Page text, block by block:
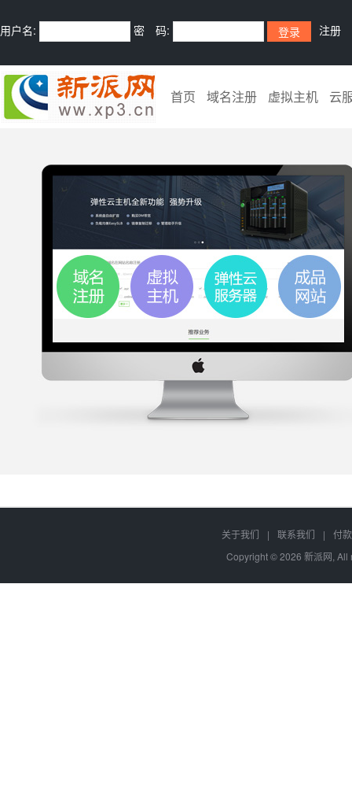
用户名: 密 码: 注册
首页 域名注册 虚拟主机 云
关于我们 | 联系我们 |
付
Copyright © 2026 新派网 ,